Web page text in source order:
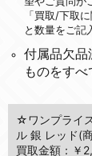
「買取/下取
と数量をご記
付属品欠品
ものをすべ
☆ワンプライ
ル 銀 レッド(
買取金額：￥